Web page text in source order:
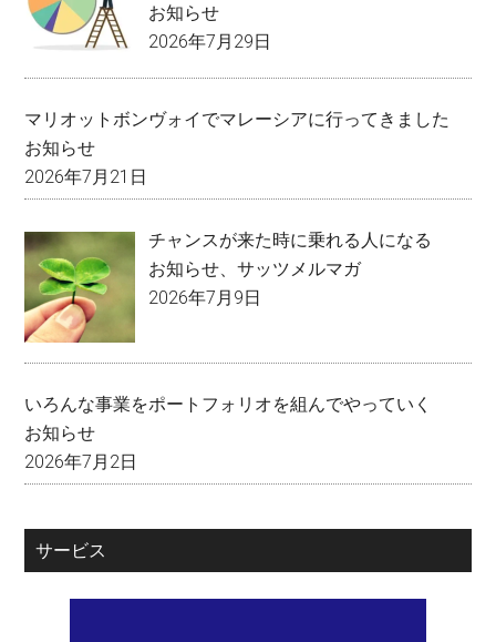
お知らせ
2026年7月29日
マリオットボンヴォイでマレーシアに行ってきました
お知らせ
2026年7月21日
チャンスが来た時に乗れる人になる
お知らせ 、サッツメルマガ
2026年7月9日
いろんな事業をポートフォリオを組んでやっていく
お知らせ
2026年7月2日
サービス